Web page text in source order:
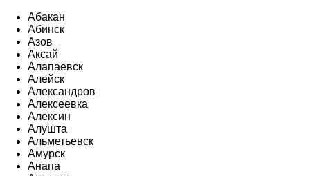
Абакан
Абинск
Азов
Аксай
Алапаевск
Алейск
Александров
Алексеевка
Алексин
Алушта
Альметьевск
Амурск
Анапа